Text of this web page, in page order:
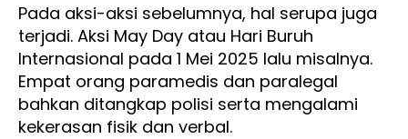
Pada aksi-aksi sebelumnya, hal serupa juga
terjadi. Aksi May Day atau Hari Buruh
Internasional pada 1 Mei 2025 lalu misalnya.
Empat orang paramedis dan paralegal
bahkan ditangkap polisi serta mengalami
kekerasan fisik dan verbal.